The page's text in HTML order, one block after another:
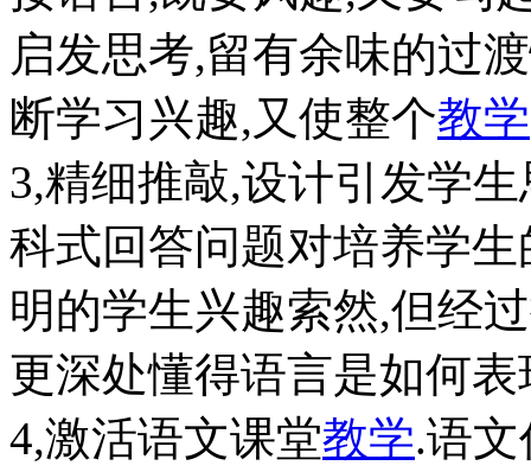
启发思考,留有余味的过
断学习兴趣,又使整个教学
3,精细推敲,设计引发学
科式回答问题对培养学
明的学生兴趣索然,但经
更深处懂得语言是如何
4,激活语文课堂教学.语